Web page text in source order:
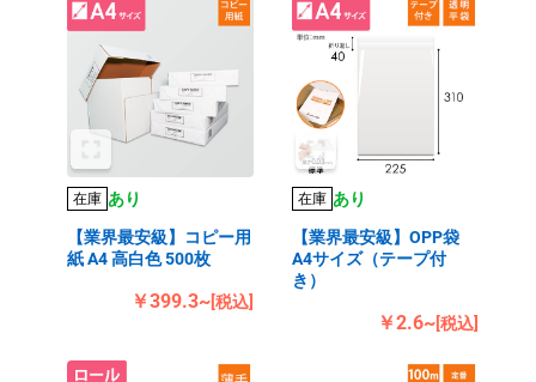
在庫 あり
【業界最安級】コピー用
紙 A4 高白色 500枚
￥399.3~[税込]
在庫 あり
【業界最安級】OPP袋
A4サイズ（テープ付
き）
￥2.6~[税込]